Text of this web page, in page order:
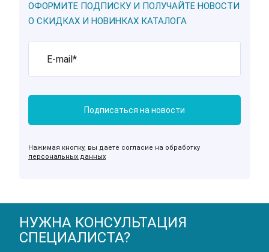
ОФОРМИТЕ ПОДПИСКУ И ПОЛУЧАЙТЕ НОВОСТИ
О СКИДКАХ И НОВИНКАХ КАТАЛОГА
Нажимая кнопку, вы даете согласие на обработку
персональных данных
НУЖНА КОНСУЛЬТАЦИЯ
СПЕЦИАЛИСТА?